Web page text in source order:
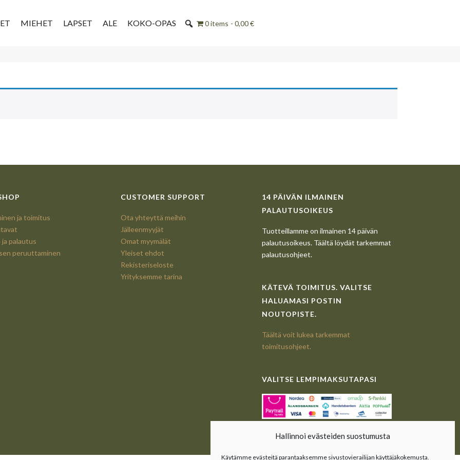
Hallinnoi evästeiden suostumusta
Käytämme evästeitä parantaaksemme sivustovierailijan käyttäjäkokemusta.
MIEHET LAPSET ALE KOKO-OPAS 0 items 0,00 €
ja toimitus
palautus
peruuttaminen
CUSTOMER SUPPORT
Ota yhteyttä meihin
Jälleenmyyjät
Omat myymälät
Yleiset ehdot
Rekisteriseloste
Yrityksemme tarina
14 PÄIVÄN ILMAINEN
PALAUTUSOIKEUS
Tuotteillamme on ilmainen 14 päivän
palautusoikeus. Täältä löydät tarkemmat
palautusohjeet.
KÄTEVÄ TOIMITUS. VALITSE
HALUAMASI POSTIN
NOUTOPISTE.
Täältä voit lukea tarkemmat
toimitusohjeet.
VALITSE LEMPIMAKSUTAPASI